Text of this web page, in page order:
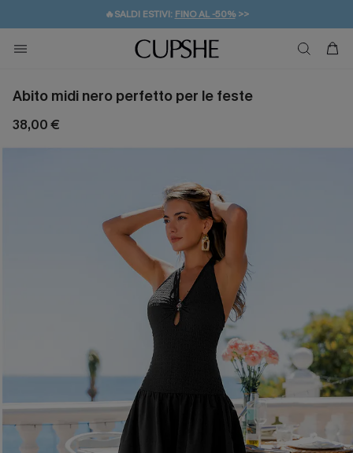
🔥SALDI ESTIVI: FINO AL -50%>>
🚚SPEDIZIONE GRATUITA DA 49€
💌REGALO PER I NUOVI: 20% DI SCONTO*
Abito midi nero perfetto per le feste
38,00 €